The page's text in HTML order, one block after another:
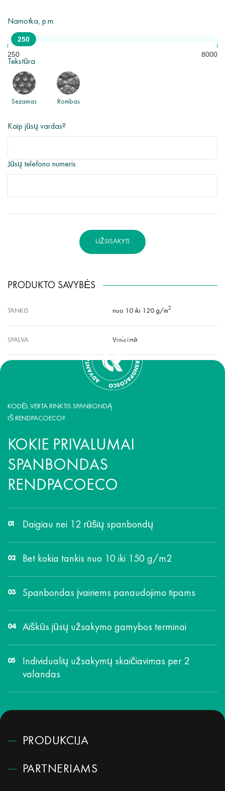
Namotka, p.m.
250
250
8000
Tekstūra
Sezamas Rombas
Kaip jūsų vardas?
Jūsų telefono numeris
UŽSISAKYTI
PRODUKTO SAVYBĖS
TANKIS nuo 10 iki 120 g/m2
SPALVA Violetinė
KODĖL VERTA RINKTIS SPANBONDĄ
IŠ RENDPACOECO?
KOKIE PRIVALUMAI
SPANBONDAS
RENDPACOECO
Daigiau nei 12 rūšių spanbondų
Bet kokia tankis nuo 10 iki 150 g/m2
Spanbondas įvairiems panaudojimo tipams
Aiškūs jūsų užsakymo gamybos terminai
Individualių užsakymų skaičiavimas per 2
valandas
PRODUKCIJA
PARTNERIAMS